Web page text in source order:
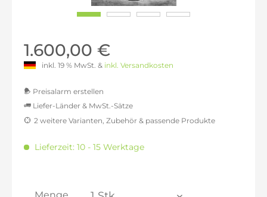
1.600,00 €
inkl. 19 % MwSt. & inkl. Versandkosten
Preisalarm erstellen
Liefer-Länder & MwSt.-Sätze
inkl. 16% MwSt.: 1.559,66 €
inkl. 20% MwSt.: 1.613,45 €
inkl. 21% MwSt.: 1.626,89 €
2 weitere Varianten, Zubehör & passende Produkte
Lieferzeit: 10 - 15 Werktage